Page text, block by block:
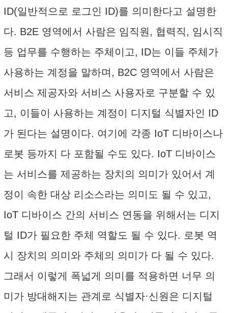
ID(일반적으로 로그인 ID)를 의미한다고 설명한
다. B2E 영역에서 사람은 임직원, 협력직, 임시직
등 업무를 수행하는 주체이고, ID는 이들 주체가
사용하는 계정을 말하며, B2C 영역에서 사람은
서비스 제공자와 서비스 사용자로 구분할 수 있
고, 이들이 사용하는 계정이 디지털 식별자인 ID
가 된다는 설명이다. 여기에 각종 IoT 디바이스나
로봇 등까지 다 포함될 수도 있다. IoT 디바이스
는 서비스를 제공하는 장치의 의미가 있어서 계
정이 속한 대상 리소스라는 의미도 될 수 있고,
IoT 디바이스 간의 서비스 연동을 위해서는 디지
털 ID가 필요한 주체 역할도 될 수 있다. 로봇 역
시 장치의 의미와 주체의 의미가 다 될 수 있다.
그래서 이렇게 폭넓게 의미를 적용하면 너무 의
미가 방대해지는 관계로 식별자·신원은 디지털